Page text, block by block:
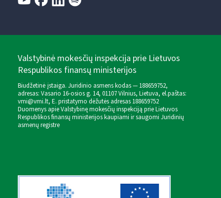
Valstybinė mokesčių inspekcija prie Lietuvos
Respublikos finansų ministerijos
Biudžetinė įstaiga. Juridinio asmens kodas — 188659752,
adresas: Vasario 16-osios g. 14, 01107 Vilnius, Lietuva, el.paštas:
vmi@vmi.lt, E. pristatymo dėžutės adresas 188659752
Duomenys apie Valstybinę mokesčių inspekciją prie Lietuvos
Respublikos finansų ministerijos kaupiami ir saugomi Juridinių
asmenų registre